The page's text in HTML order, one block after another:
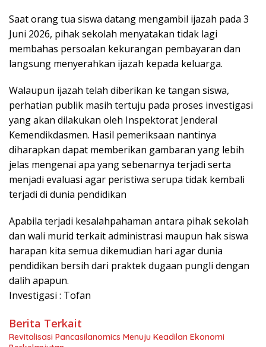
Saat orang tua siswa datang mengambil ijazah pada 3
Juni 2026, pihak sekolah menyatakan tidak lagi
membahas persoalan kekurangan pembayaran dan
langsung menyerahkan ijazah kepada keluarga.
Walaupun ijazah telah diberikan ke tangan siswa,
perhatian publik masih tertuju pada proses investigasi
yang akan dilakukan oleh Inspektorat Jenderal
Kemendikdasmen. Hasil pemeriksaan nantinya
diharapkan dapat memberikan gambaran yang lebih
jelas mengenai apa yang sebenarnya terjadi serta
menjadi evaluasi agar peristiwa serupa tidak kembali
terjadi di dunia pendidikan
Apabila terjadi kesalahpahaman antara pihak sekolah
dan wali murid terkait administrasi maupun hak siswa
harapan kita semua dikemudian hari agar dunia
pendidikan bersih dari praktek dugaan pungli dengan
dalih apapun.
Investigasi : Tofan
Berita Terkait
Revitalisasi Pancasilanomics Menuju Keadilan Ekonomi